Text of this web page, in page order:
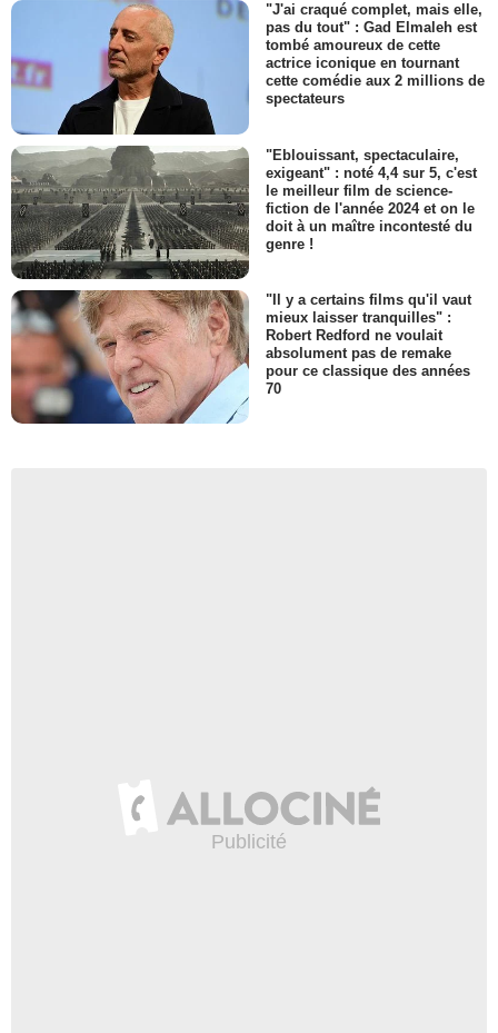
"J'ai craqué complet, mais elle,
pas du tout" : Gad Elmaleh est
tombé amoureux de cette
actrice iconique en tournant
cette comédie aux 2 millions de
spectateurs
"Eblouissant, spectaculaire,
exigeant" : noté 4,4 sur 5, c'est
le meilleur film de science-
fiction de l'année 2024 et on le
doit à un maître incontesté du
genre !
"Il y a certains films qu'il vaut
mieux laisser tranquilles" :
Robert Redford ne voulait
absolument pas de remake
pour ce classique des années
70